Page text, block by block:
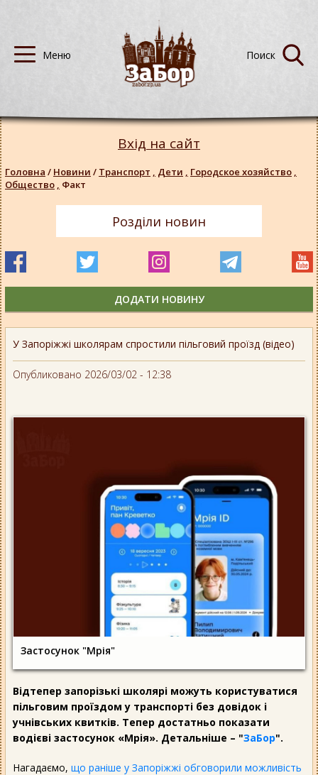
У Запоріжжі школярам спростили пільговий проїзд (відео)
Опубликовано 2026/03/02 - 12:38
Застосунок "Мрія"
Відтепер запорізькі школярі можуть користуватися
пільговим проїздом у транспорті без довідок і
учнівських квитків. Тепер достатньо показати
водієві застосунок «Мрія». Детальніше – "ЗаБор".
Нагадаємо, що раніше у Запоріжжі обговорили можливість
Вхід на сайт
Головна / Новини / Транспорт , Дети , Городское хозяйство ,
Общество , Факт
Розділи новин
ДОДАТИ НОВИНУ